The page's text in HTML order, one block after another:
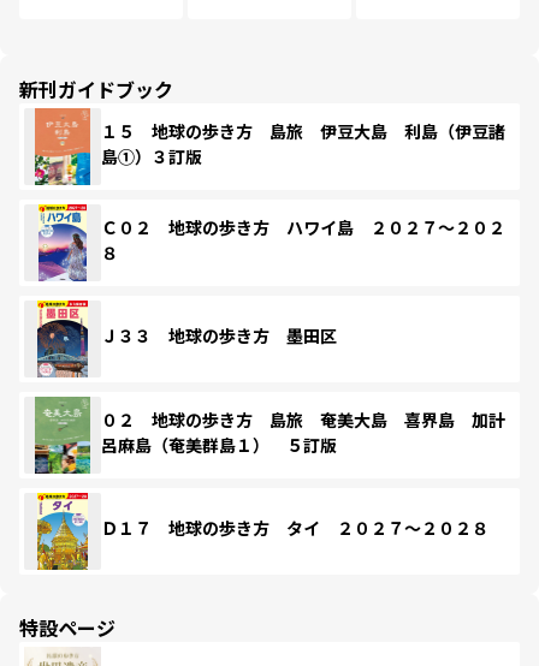
新刊ガイドブック
１５ 地球の歩き方 島旅 伊豆大島 利島（伊豆諸
島①）３訂版
Ｃ０２ 地球の歩き方 ハワイ島 ２０２７～２０２
８
Ｊ３３ 地球の歩き方 墨田区
０２ 地球の歩き方 島旅 奄美大島 喜界島 加計
呂麻島（奄美群島１） ５訂版
Ｄ１７ 地球の歩き方 タイ ２０２７～２０２８
特設ページ